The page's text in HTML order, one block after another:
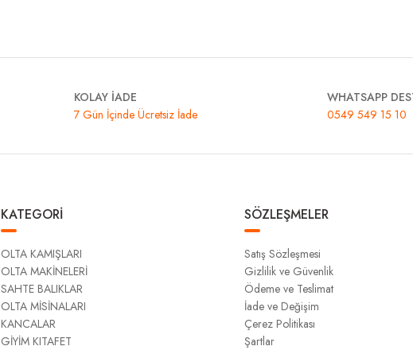
KOLAY İADE
7 Gün İçinde Ücretsiz İade
WHATSAPP
0549 549 15 10
KATEGORİ
OLTA KAMIŞLARI
OLTA MAKİNELERİ
SAHTE BALIKLAR
OLTA MİSİNALARI
KANCALAR
GİYİM KITAFET
SÖZLEŞMELER
Satış Sözleşmesi
Gizlilik ve Güvenlik
Ödeme ve Teslimat
İade ve Değişim
Çerez Politikası
Şartlar